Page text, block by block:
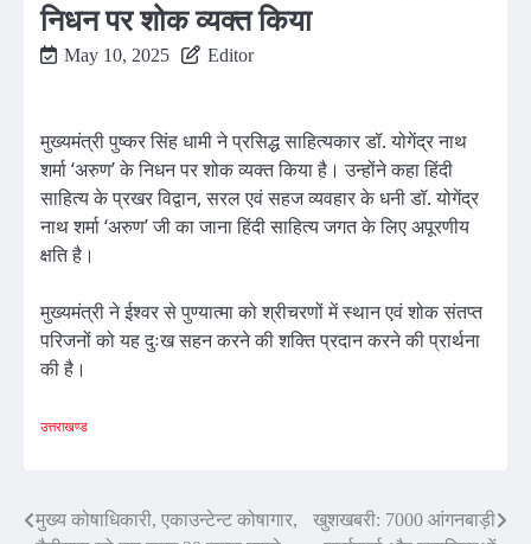
निधन पर शोक व्यक्त किया
May 10, 2025 Editor
मुख्यमंत्री पुष्कर सिंह धामी ने प्रसिद्ध साहित्यकार डॉ. योगेंद्र नाथ
शर्मा ‘अरुण’ के निधन पर शोक व्यक्त किया है। उन्होंने कहा हिंदी
साहित्य के प्रखर विद्वान, सरल एवं सहज व्यवहार के धनी डॉ. योगेंद्र
नाथ शर्मा ‘अरुण’ जी का जाना हिंदी साहित्य जगत के लिए अपूरणीय
क्षति है।
मुख्यमंत्री ने ईश्वर से पुण्यात्मा को श्रीचरणों में स्थान एवं शोक संतप्त
परिजनों को यह दुःख सहन करने की शक्ति प्रदान करने की प्रार्थना
की है।
उत्तराखण्ड
Post
मुख्य कोषाधिकारी, एकाउन्टेन्ट कोषागार,
खुशखबरी: 7000 आंगनबाड़ी